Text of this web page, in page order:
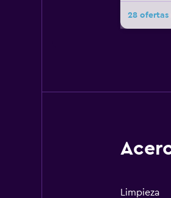
28 ofertas
Limpieza